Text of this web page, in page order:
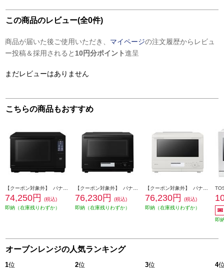
この商品のレビュー(全0件)
商品が届いた後ご使用いただき、 マイページの注文履歴からレビュ
ー投稿＆採用されると 10円分ポイント進呈
まだレビューはありません
こちらの商品もおすすめ
74,250円
(税込)
即納（在庫残りわずか）
76,230円
(税込)
即納（在庫残りわずか）
76,230円
(税込)
即納（在庫残りわずか）
即
オーブンレンジの人気ランキング
1位 2位 3位 4